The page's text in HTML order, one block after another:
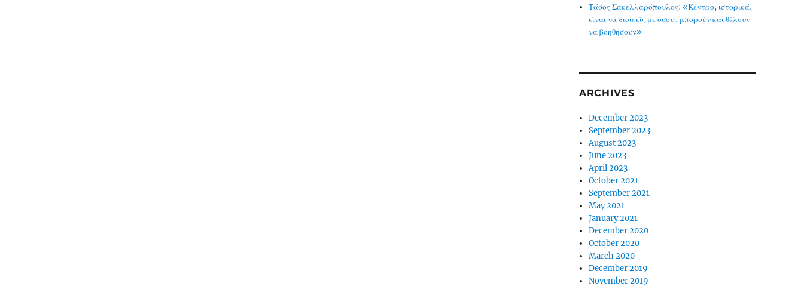
Τάσος Σακελλαρόπουλος: «Κέντρο, ιστορικά,
είναι να διοικείς με όσους μπορούν και θέλουν
να βοηθήσουν»
ARCHIVES
December 2023
September 2023
August 2023
June 2023
April 2023
October 2021
September 2021
May 2021
January 2021
December 2020
October 2020
March 2020
December 2019
November 2019